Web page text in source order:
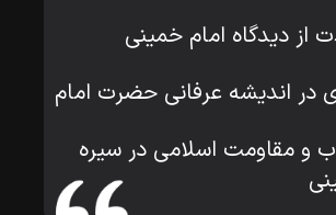
از دیدگاه امام خمینی
در اندیشه عرفانی حضرت امام
و مقاومت اسلامی در سیره